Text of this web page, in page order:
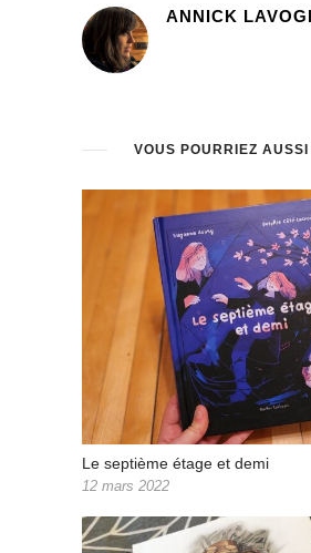
ANNICK
VOUS POURRIEZ
Le septième étage et demi
12 mars 2022